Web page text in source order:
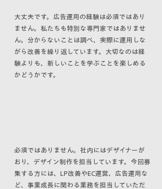
​大丈夫です。広告運用の経験は必須ではあり
ません。私たちも特別な専門家ではありませ
ん。分からないことは調べ、実際に運用しな
がら改善を繰り返しています。大切なのは経
験よりも、新しいことを学ぶことを楽しめる
かどうかです。
​必須ではありません。社内にはデザイナーが
おり、デザイン制作を担当しています。今回募
集する方には、LP改善やEC運営、広告運用な
ど、事業成長に関わる業務を担当していただ